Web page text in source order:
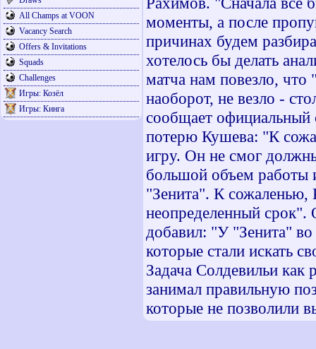
All Champs at VOON
Vacancy Search
Offers & Invitations
Squads
Challenges
Игры: Козёл
Игры: Кинга
моменты, а после
причинах будем
хотелось бы делать
матча нам повезло, что
наоборот, не везло -
сообщает официальный
потерю Кушева: "К
игру. Он не смог
большой объем работы
"Зенита". К
неопределенный срок".
добавил: "У "Зенита"
которые стали искать
Задача Солдевильи как
занимал правильную
которые не позволили